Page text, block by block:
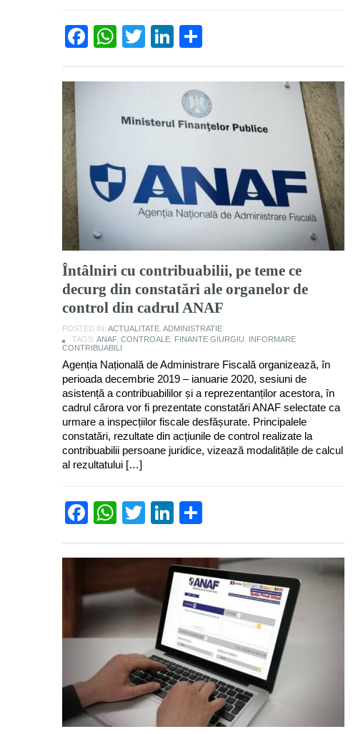
Facebook
WhatsApp
TwitterLinkedIn
Întâlniri cu contribuabilii, pe teme ce
decurg din constatări ale organelor de
control din cadrul ANAF
POSTED IN: ACTUALITATE ADMINISTRATIE
TAGS: ANAF, CONTROALE FINANTE GIURGIU
INFORMARE
CONTRIBUABILI
Agenția Națională de Administrare Fiscală organizează, în
perioada decembrie 2019 – ianuarie 2020, sesiuni de
asistență a contribuabililor și a reprezentanților acestora, în
cadrul cărora vor fi prezentate constatări ANAF selectate ca
urmare a inspecțiilor fiscale desfășurate. Principalele
constatări, rezultate din acțiunile de control realizate la
contribuabilii persoane juridice, vizează modalitățile de calcul
al rezultatului […]
Facebook
WhatsApp
TwitterLinkedIn